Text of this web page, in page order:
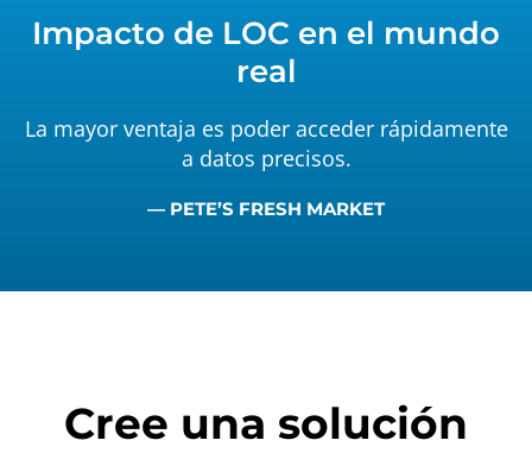
Impacto de LOC en el mundo
real
La mayor ventaja es poder acceder rápidamente
a datos precisos.
— PETE’S FRESH MARKET
Cree una solución